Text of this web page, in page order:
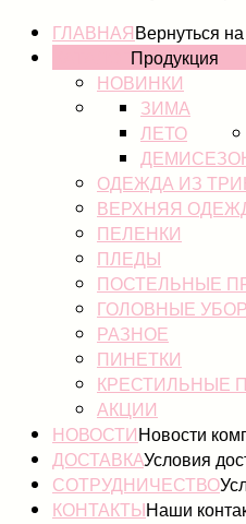
ГЛАВНАЯВернуться
Продукция
НОВИНКИ
ЗИМА
ЛЕТО
ОДЕЖДА ИЗ
ВЕРХНЯЯ
ПЕЛЕНКИ
ПЛЕДЫ
ПОСТЕЛЬНЫЕ
ГОЛОВНЫЕ
РАЗНОЕ
ПИНЕТКИ
КРЕСТИЛЬНЫЕ
АКЦИИ
НОВОСТИНовости
ДОСТАВКАУсловия
СОТРУДНИЧЕСТВО
КОНТАКТЫНаши